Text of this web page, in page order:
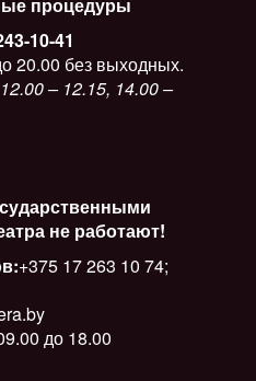
процедуры
10-41
20.00 без выходных.
– 12.15, 14.00 –
не работают!
+375 17 263 10 74;
до 18.00